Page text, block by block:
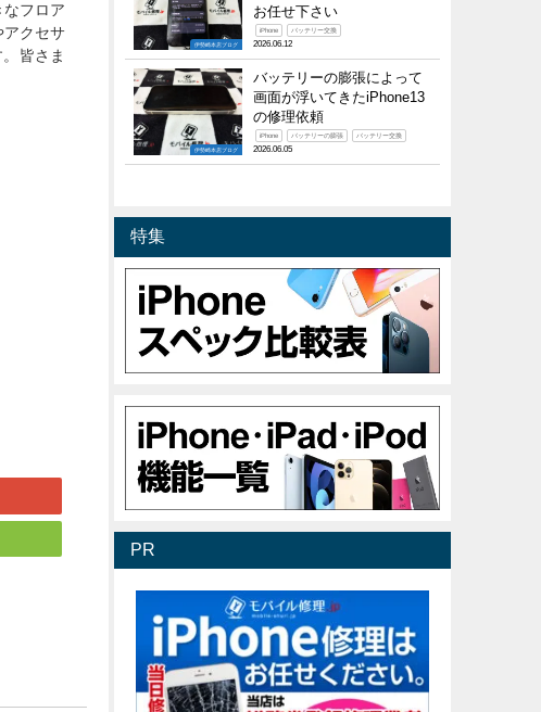
なフロア
アクセサ
皆さま
伊勢崎本店ブログ
お任せ下さい
iPhone バッテリー交換
2026.06.12
伊勢崎本店ブログ
バッテリーの膨張によって
画面が浮いてきたiPhone13
の修理依頼
iPhone バッテリーの膨張 バッテリー交換
2026.06.05
特集
PR